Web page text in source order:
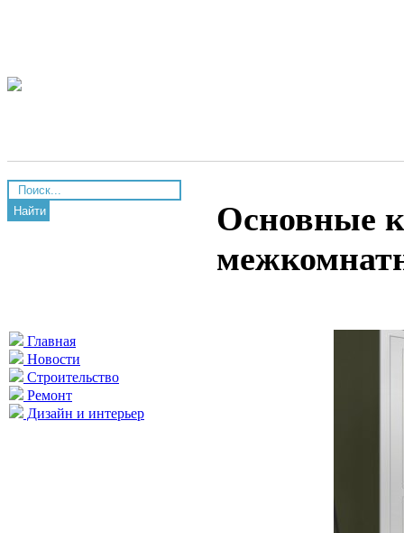
Найти
Главная
Новости
Строительство
Ремонт
Дизайн и интерьер
Основные